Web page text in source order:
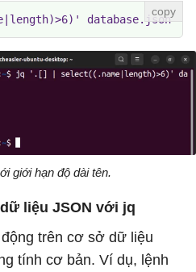
database.json
giới hạn độ dài tên.
liệu JSON với jq
trên cơ sở dữ liệu
tính cơ bản. Ví dụ, lệnh